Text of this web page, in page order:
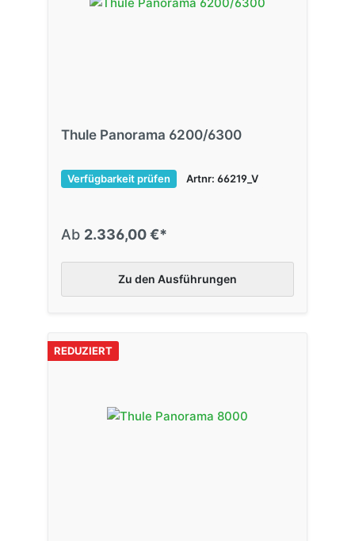
Thule Panorama 6200/6300
Verfügbarkeit prüfen Artnr: 66219_V
Ab 2.336,00 €*
Zu den Ausführungen
REDUZIERT